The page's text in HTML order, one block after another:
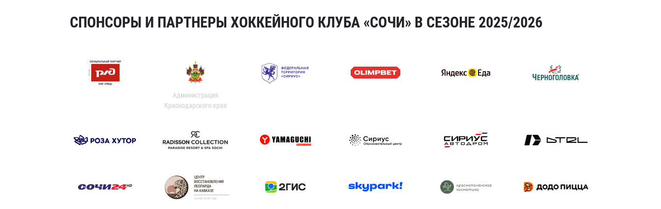
СПОНСОРЫ И ПАРТНЕРЫ ХОККЕЙНОГО КЛУБА «СОЧИ» В СЕЗОНЕ 2025/2026
Администрация
Краснодарского края